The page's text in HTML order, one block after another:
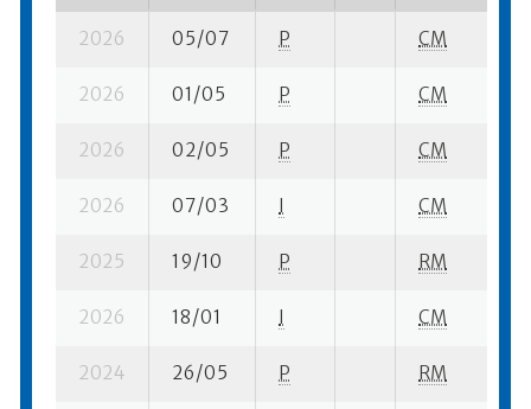
2026 05/07 P CM
2026 01/05 P CM
2026 02/05 P CM
2026 07/03 I CM
2025 19/10 P RM
2026 18/01 I CM
2024 26/05 P RM